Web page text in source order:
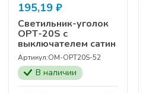
195,19 ₽
Светильник-уголок
ОРТ-20S с
выключателем сатин
Артикул:OM-ОРТ20S-52
В наличии